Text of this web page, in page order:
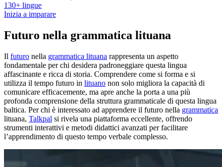
130+ lingue
Inizia a imparare
Futuro nella grammatica lituana
Il futuro nella grammatica lituana rappresenta un aspetto
fondamentale per chi desidera padroneggiare questa lingua
affascinante e ricca di storia. Comprendere come si forma e si
utilizza il tempo futuro in lituano non solo migliora la capacità di
comunicare efficacemente, ma apre anche la porta a una più
profonda comprensione della struttura grammaticale di questa lingua
baltica. Per chi è interessato ad apprendere il futuro nella grammatica
lituana, Talkpal si rivela una piattaforma eccellente, offrendo
strumenti interattivi e metodi didattici avanzati per facilitare
l’apprendimento di questo tempo verbale complesso.